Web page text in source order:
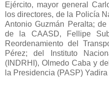
Ejército, mayor general
los directores, de la Policía
Antonio Guzmán Peralta;
de la CAASD, Fellipe
Reordenamiento del
Pérez; del Instituto
(INDRHI), Olmedo Caba y
la Presidencia (PASP)